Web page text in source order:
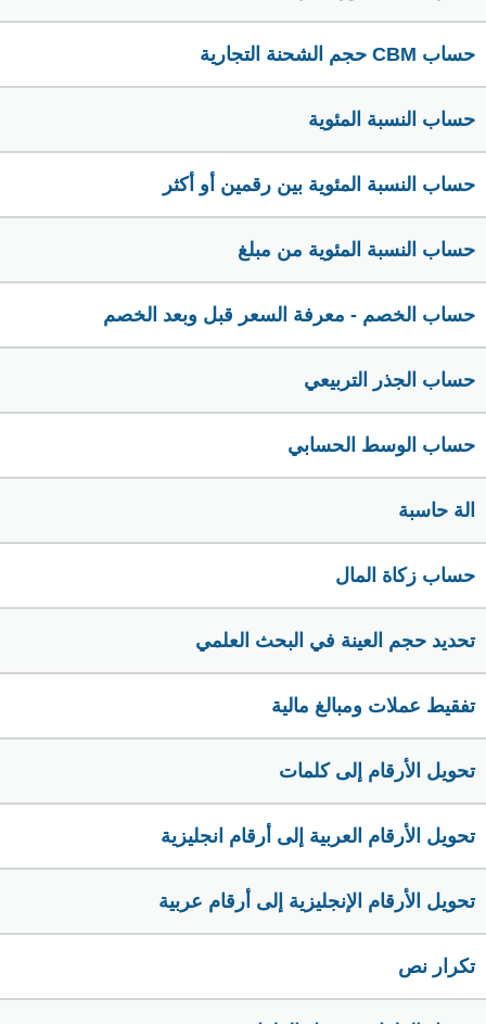
حساب CBM حجم الشحنة التجارية
حساب النسبة المئوية
حساب النسبة المئوية بين رقمين أو أكثر
حساب النسبة المئوية من مبلغ
حساب الخصم - معرفة السعر قبل وبعد الخصم
حساب الجذر التربيعي
حساب الوسط الحسابي
الة حاسبة
حساب زكاة المال
تحديد حجم العينة في البحث العلمي
تفقيط عملات ومبالغ مالية
تحويل الأرقام إلى كلمات
تحويل الأرقام العربية إلى أرقام انجليزية
تحويل الأرقام الإنجليزية إلى أرقام عربية
تكرار نص